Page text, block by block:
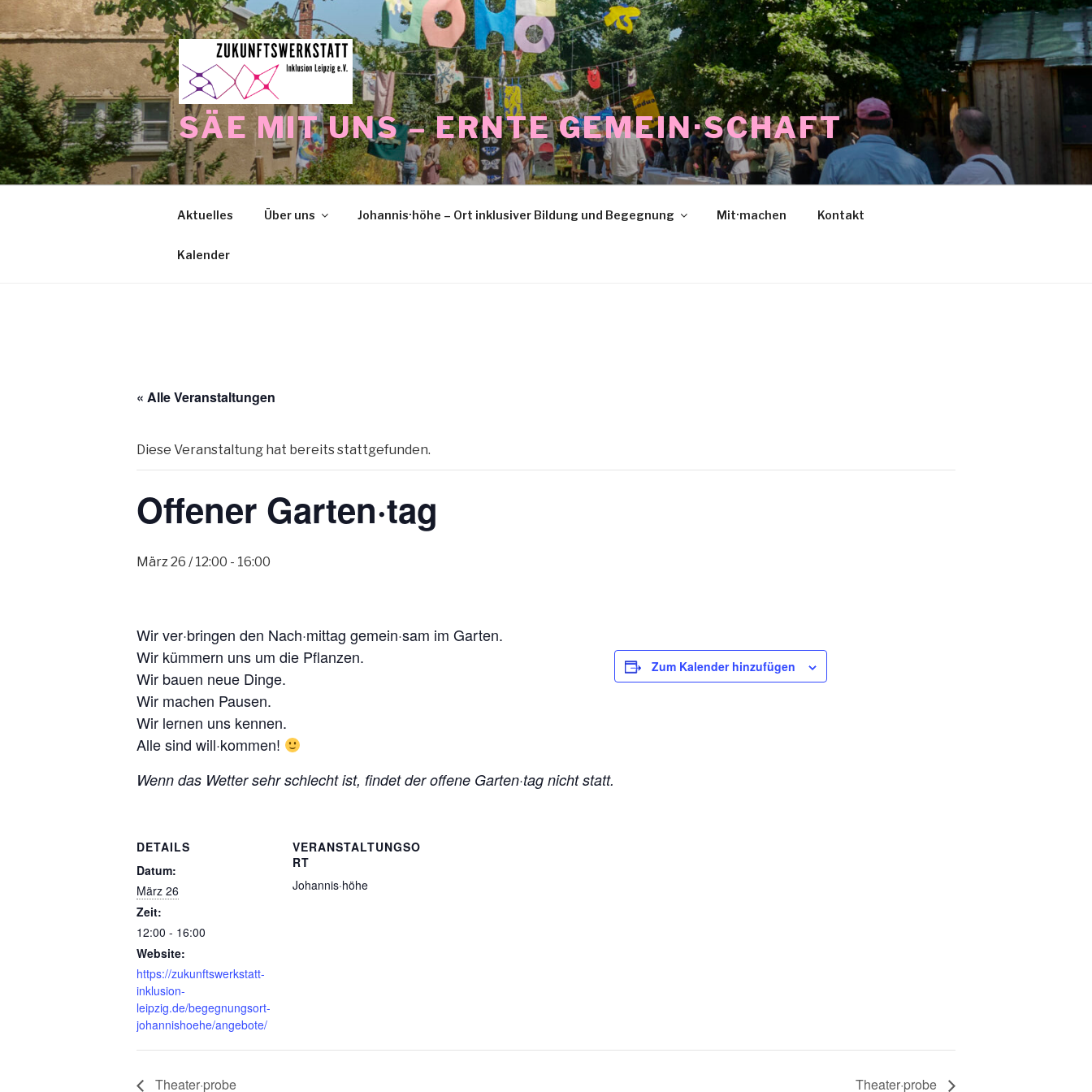
Inhalt
springen
SÄE MIT UNS – ERNTE GEMEIN·SCHAFT
Aktuelles Über uns Johannis·höhe – Ort inklusiver Bildung und Begegnung Mit·machen Kontakt
Kalender
« Alle Veranstaltungen
Diese Veranstaltung hat bereits stattgefunden.
Offener Garten·tag
März 26 / 12:00 - 16:00
Wir ver·bringen den Nach·mittag gemein·sam im Garten.
Wir kümmern uns um die Pflanzen.
Wir bauen neue Dinge.
Wir machen Pausen.
Wir lernen uns kennen.
Alle sind will·kommen!
Wenn das Wetter sehr schlecht ist, findet der offene Garten·tag nicht statt.
Zum Kalender hinzufügen
DETAILS
Datum:
März 26
Zeit:
12:00 - 16:00
Website:
https://zukunftswerkstatt-
inklusion-
leipzig.de/begegnungsort-
johannishoehe/angebote/
VERANSTALTUNGSO
RT
Johannis·höhe
Theater·probe Theater·probe